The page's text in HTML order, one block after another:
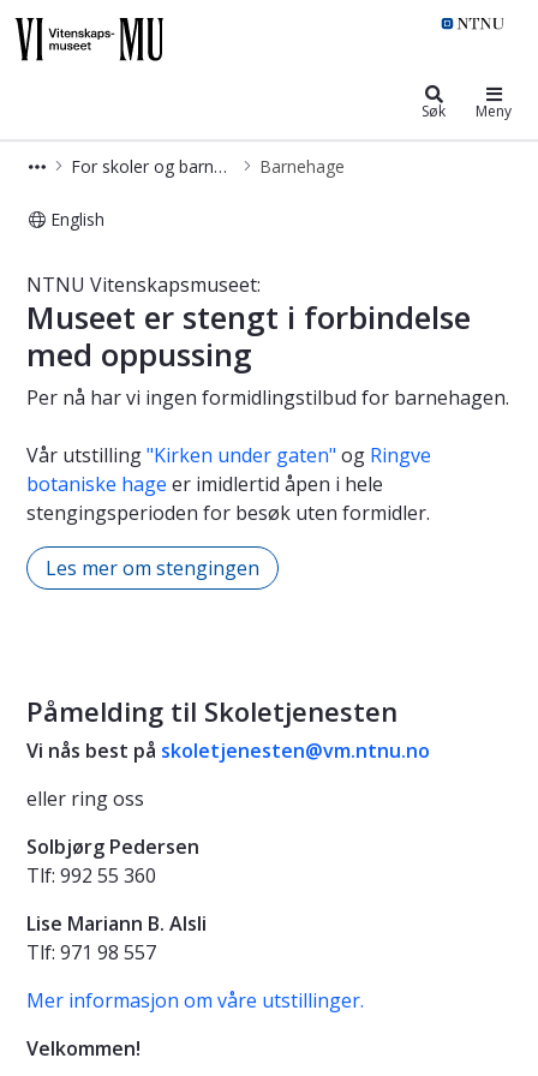
Søk Meny
For skoler og barnehager Barnehage
English
NTNU Vitenskapsmuseet:
Museet er stengt i forbindelse
med oppussing
Per nå har vi ingen formidlingstilbud for barnehagen.
Vår utstilling"Kirken under gaten" og Ringve
botaniske hage er imidlertid åpen i hele
stengingsperioden for besøk uten formidler.
Les mer om stengingen
Påmelding til Skoletjenesten
Vi nås best på skoletjenesten@vm.ntnu.no
eller ring oss
Solbjørg Pedersen
Tlf: 992 55 360
Lise Mariann B. Alsli
Tlf: 971 98 557
Mer informasjon om våre utstillinger.
Velkommen!